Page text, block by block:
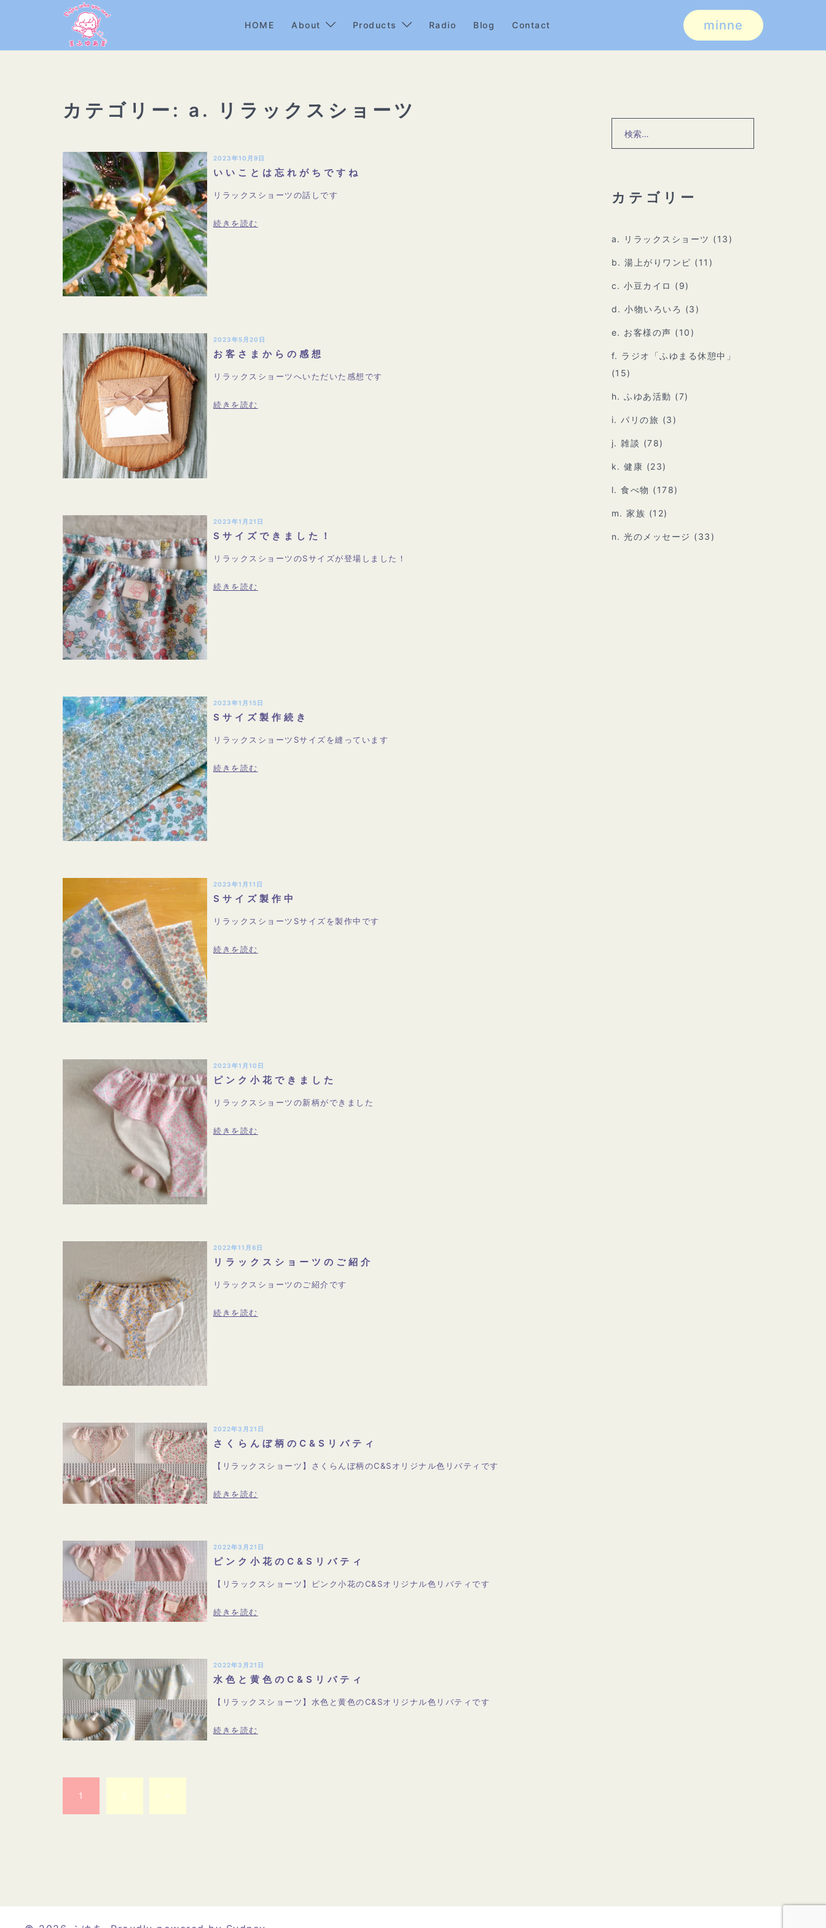
HOME About Products Radio Blog Contact minne
カテゴリー: a. リラックスショーツ
2023年10月9日
いいことは忘れがちですね
リラックスショーツの話しです
続きを読む
2023年5月20日
お客さまからの感想
リラックスショーツへいただいた感想です
続きを読む
2023年1月21日
Sサイズできました！
リラックスショーツのSサイズが登場しました！
続きを読む
2023年1月15日
Sサイズ製作続き
リラックスショーツSサイズを縫っています
続きを読む
2023年1月11日
Sサイズ製作中
リラックスショーツSサイズを製作中です
続きを読む
2023年1月10日
ピンク小花できました
リラックスショーツの新柄ができました
続きを読む
2022年11月6日
リラックスショーツのご紹介
リラックスショーツのご紹介です
続きを読む
2022年3月21日
さくらんぼ柄のC&Sリバティ
【リラックスショーツ】さくらんぼ柄のC&Sオリジナル色リバティです
続きを読む
2022年3月21日
ピンク小花のC&Sリバティ
【リラックスショーツ】ピンク小花のC&Sオリジナル色リバティです
続きを読む
2022年3月21日
水色と黄色のC&Sリバティ
【リラックスショーツ】水色と黄色のC&Sオリジナル色リバティです
続きを読む
投
稿
の
ペ
ー
1 2 >
カテゴリー
a. リラックスショーツ (13)
b. 湯上がりワンピ (11)
c. 小豆カイロ (9)
d. 小物いろいろ (3)
e. お客様の声 (10)
f. ラジオ「ふゆまる休憩中」
(15)
h. ふゆあ活動 (7)
i. パリの旅 (3)
j. 雑談 (78)
k. 健康 (23)
l. 食べ物 (178)
m. 家族 (12)
n. 光のメッセージ (33)